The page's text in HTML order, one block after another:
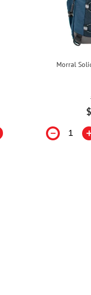
Morral
$
－